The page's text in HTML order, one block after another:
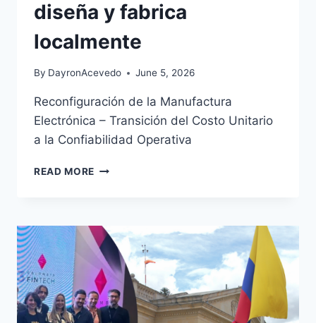
diseña y fabrica
localmente
By DayronAcevedo June 5, 2026
Reconfiguración de la Manufactura
Electrónica – Transición del Costo Unitario
a la Confiabilidad Operativa
READ MORE